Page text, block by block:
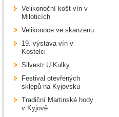
Velikonoční košt vín v
Miloticích
Velikonoce ve skanzenu
19. výstava vín v
Kostelci
Silvestr U Kulky
Festival otevřených
sklepů na Kyjovsku
Tradiční Martinské hody
v Kyjově